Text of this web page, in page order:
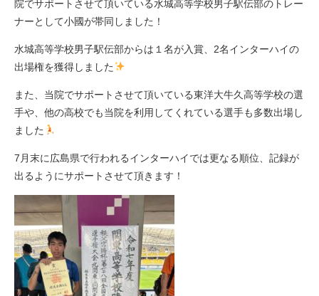
院でサポートさせて頂いている水城高等学校男子駅伝部のトレー
ナーとして小國が帯同しました！
水城高等学校男子駅伝部からは１名が入賞、2名インターハイの
出場権を獲得しました
また、当院でサポートさせて頂いている東洋大牛久高等学校の選
手や、他の高校でも当院を利用してくれている選手も多数出場し
ました
7月末に広島県で行われるインターハイでは更なる順位、記録が
出るようにサポートさせて頂きます！